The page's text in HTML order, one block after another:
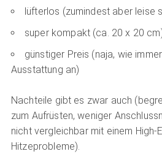
lüfterlos (zumindest aber leise
super kompakt (ca. 20 x 20
günstiger Preis (naja, wie
Ausstattung an)
Nachteile gibt es zwar auch
zum Aufrüsten, weniger
nicht vergleichbar mit einem High-
Hitzeprobleme).